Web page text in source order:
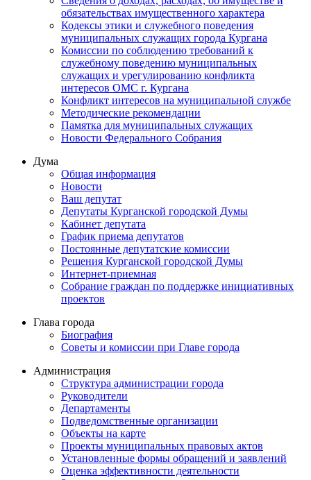
обязательствах имущественного характера
Кодексы этики и служебного поведения
муниципальных служащих города Кургана
Комиссии по соблюдению требований к
служебному поведению муниципальных
служащих и урегулированию конфликта
интересов ОМС г. Кургана
Конфликт интересов на муниципальной службе
Методические рекомендации
Памятка для муниципальных служащих
Новости Федерального Cобрания
Дума
Общая информация
Новости
Ваш депутат
Депутаты Курганской городской Думы
Кабинет депутата
График приема депутатов
Постоянные депутатские комиссии
Решения Курганской городской Думы
Интернет-приемная
Собрание граждан по поддержке инициативных
проектов
Глава города
Биография
Советы и комиссии при Главе города
Администрация
Структура администрации города
Руководители
Департаменты
Подведомственные организации
Объекты на карте
Проекты муниципальных правовых актов
Установленные формы обращений и заявлений
Оценка эффективности деятельности